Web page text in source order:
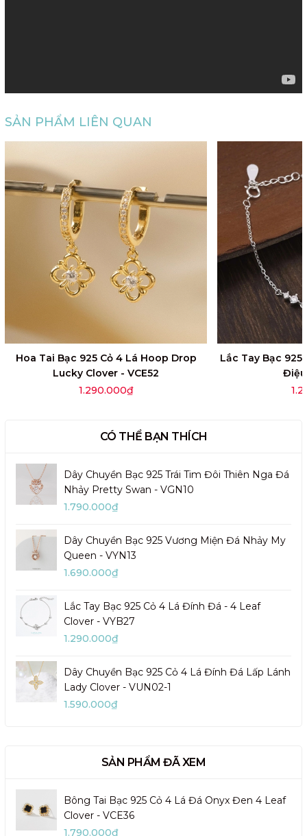
SẢN PHẨM LIÊN QUAN
Hoa Tai Bạc 925 Cỏ 4 Lá Hoop Drop
Lucky Clover - VCE52
1.290.000₫
Lắc Tay Bạc
Điệu
CÓ THỂ BẠN THÍCH
Dây Chuyền Bạc 925 Trái Tim Đôi Thiên Nga Đá
Nhảy Pretty Swan - VGN10
1.790.000₫
Dây Chuyền Bạc 925 Vương Miện Đá Nhảy My
Queen - VYN13
1.690.000₫
Lắc Tay Bạc 925 Cỏ 4 Lá Đính Đá - 4 Leaf
Clover - VYB27
1.290.000₫
Dây Chuyền Bạc 925 Cỏ 4 Lá Đính Đá Lấp Lánh
Lady Clover - VUN02-1
1.590.000₫
SẢN PHẨM ĐÃ XEM
Bông Tai Bạc 925 Cỏ 4 Lá Đá Onyx Đen 4 Leaf
Clover - VCE36
1.790.000₫